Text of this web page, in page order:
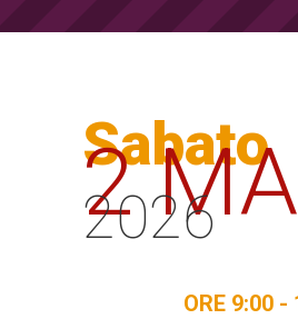
Sabato
2
2026
ORE 9:00 -